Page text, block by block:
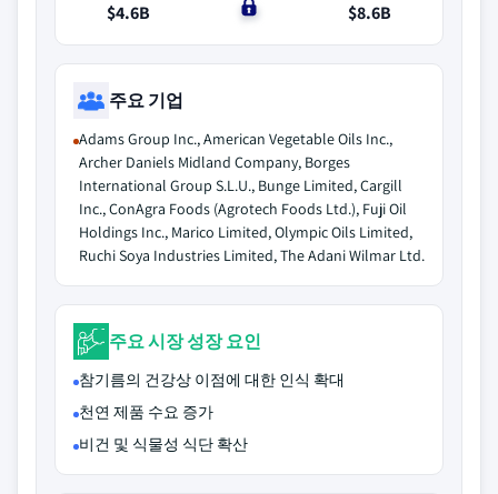
$4.6B
$0
$8.6B
주요 기업
Adams Group Inc., American Vegetable Oils Inc.,
Archer Daniels Midland Company, Borges
International Group S.L.U., Bunge Limited, Cargill
Inc., ConAgra Foods (Agrotech Foods Ltd.), Fuji Oil
Holdings Inc., Marico Limited, Olympic Oils Limited,
Ruchi Soya Industries Limited, The Adani Wilmar Ltd.
주요 시장 성장 요인
참기름의 건강상 이점에 대한 인식 확대
천연 제품 수요 증가
비건 및 식물성 식단 확산